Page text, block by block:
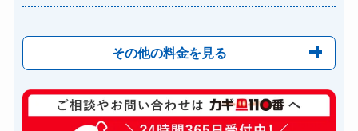
その他の料金を見る
玄関カギ修理 8,800円～(税込)